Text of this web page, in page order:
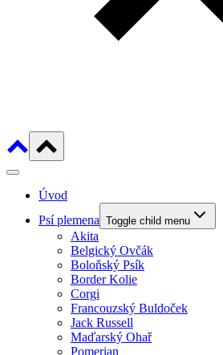
Úvod
Psí plemena Toggle child menu
Akita
Belgický Ovčák
Boloňský Psík
Border Kolie
Corgi
Francouzský Buldoček
Jack Russell
Maďarský Ohař
Pomerian